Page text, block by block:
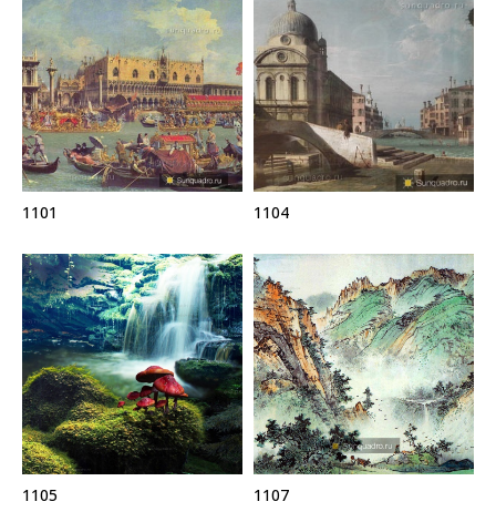
1101 1104
1105 1107